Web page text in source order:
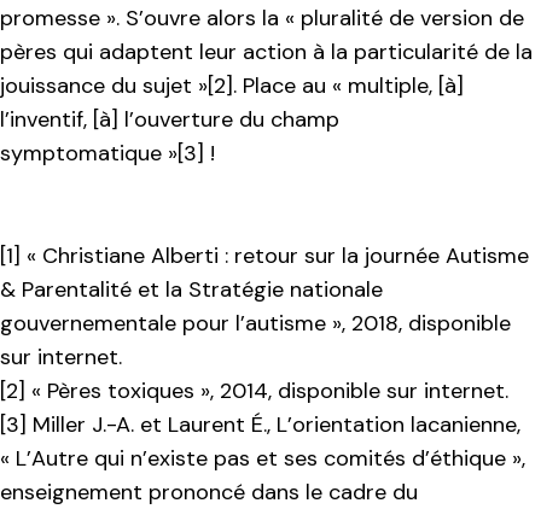
promesse ». S’ouvre alors la « pluralité de version de
pères qui adaptent leur action à la particularité de la
jouissance du sujet »[2]. Place au « multiple, [à]
l’inventif, [à] l’ouverture du champ
symptomatique »[3] !
[1] « Christiane Alberti : retour sur la journée Autisme
& Parentalité et la Stratégie nationale
gouvernementale pour l’autisme », 2018, disponible
sur internet.
[2] « Pères toxiques », 2014, disponible sur internet.
[3] Miller J.-A. et Laurent É., L’orientation lacanienne,
« L’Autre qui n’existe pas et ses comités d’éthique »,
enseignement prononcé dans le cadre du